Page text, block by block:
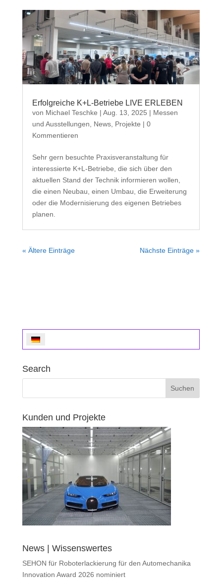
Erfolgreiche K+L-Betriebe LIVE ERLEBEN
von Michael Teschke | Aug. 13, 2025 | Messen
und Ausstellungen
News, Projekte | 0
Kommentieren
Sehr gern besuchte Praxisveranstaltung für
interessierte K+L-Betriebe, die sich über den
aktuellen Stand der Technik informieren wollen,
die einen Neubau, einen Umbau, die Erweiterung
oder die Modernisierung des eigenen Betriebes
planen.
« Ältere Einträge Nächste Einträge »
Search
Kunden und Projekte
News | Wissenswertes
SEHON für Roboterlackierung für den Automechanika
Innovation Award 2026 nominiert